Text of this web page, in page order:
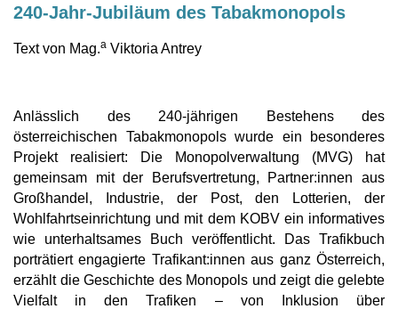
240-Jahr-Jubiläum des Tabakmonopols
Text von Mag.a Viktoria Antrey
Anlässlich des 240-jährigen Bestehens des
österreichischen Tabakmonopols wurde ein besonderes
Projekt realisiert: Die Monopolverwaltung (MVG) hat
gemeinsam mit der Berufsvertretung, Partner:innen aus
Großhandel, Industrie, der Post, den Lotterien, der
Wohlfahrtseinrichtung und mit dem KOBV ein informatives
wie unterhaltsames Buch veröffentlicht. Das Trafikbuch
porträtiert engagierte Trafikant:innen aus ganz Österreich,
erzählt die Geschichte des Monopols und zeigt die gelebte
Vielfalt in den Trafiken – von Inklusion über